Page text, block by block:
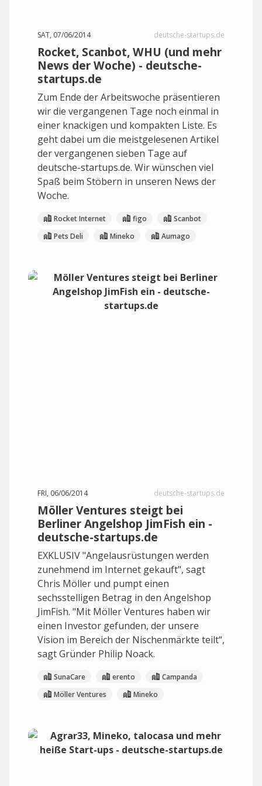
SAT, 07/06/2014 deutsche-startups.de
Rocket, Scanbot, WHU (und mehr
News der Woche) - deutsche-
startups.de
Zum Ende der Arbeitswoche präsentieren
wir die vergangenen Tage noch einmal in
einer knackigen und kompakten Liste. Es
geht dabei um die meistgelesenen Artikel
der vergangenen sieben Tage auf
deutsche-startups.de. Wir wünschen viel
Spaß beim Stöbern in unseren News der
Woche.
Rocket Internet figo
Scanbot
Pets Deli
Mineko Aumago
FRI, 06/06/2014 deutsche-startups.de
Möller Ventures steigt bei
Berliner Angelshop JimFish ein -
deutsche-startups.de
EXKLUSIV "Angelausrüstungen werden
zunehmend im Internet gekauft", sagt
Chris Möller und pumpt einen
sechsstelligen Betrag in den Angelshop
JimFish. "Mit Möller Ventures haben wir
einen Investor gefunden, der unsere
Vision im Bereich der Nischenmärkte teilt“,
sagt Gründer Philip Noack.
SunaCare erento
Campanda
Möller Ventures
Mineko